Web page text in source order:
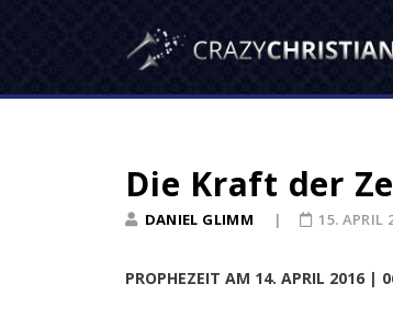
Die Kraft der
DANIEL GLIMM 15. APRIL
PROPHEZEIT AM 14. APRIL 2016 |